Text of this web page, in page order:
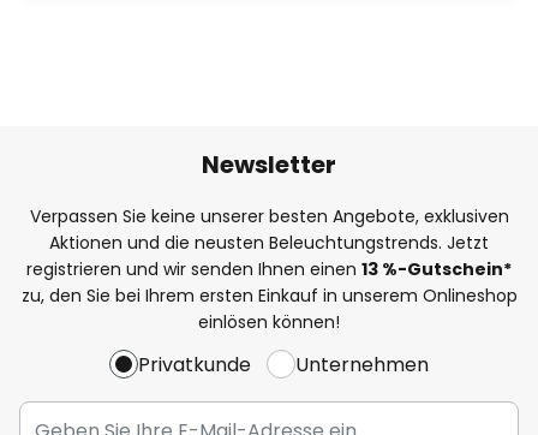
Newsletter
Verpassen Sie keine unserer besten Angebote, exklusiven
Aktionen und die neusten Beleuchtungstrends. Jetzt
registrieren und wir senden Ihnen einen 13 %-Gutschein*
zu, den Sie bei Ihrem ersten Einkauf in unserem Onlineshop
einlösen können!
Privatkunde Unternehmen